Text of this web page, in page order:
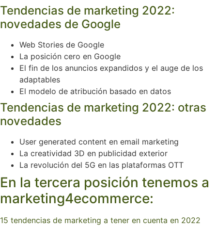
Tendencias de marketing 2022:
novedades de Google
Web Stories de Google
La posición cero en Google
El fin de los anuncios expandidos y el auge de los
adaptables
El modelo de atribución basado en datos
Tendencias de marketing 2022: otras
novedades
User generated content en email marketing
La creatividad 3D en publicidad exterior
La revolución del 5G en las plataformas OTT
En la tercera posición tenemos a
marketing4ecommerce:
15 tendencias de marketing a tener en cuenta en 2022